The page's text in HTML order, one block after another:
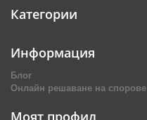
Категории
Информация
Блог
Онлайн решаване на спорове